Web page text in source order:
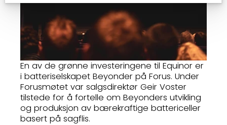
En av de grønne investeringene til Equinor er
i batteriselskapet Beyonder på Forus. Under
Forusmøtet var salgsdirektør Geir Voster
tilstede for å fortelle om Beyonders utvikling
og produksjon av bærekraftige battericeller
basert på sagflis.